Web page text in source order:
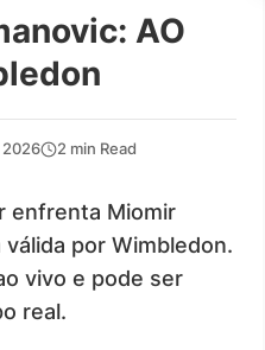
AO
2026 2 min Read
enfrenta Miomir
por Wimbledon.
vivo e pode ser
real.